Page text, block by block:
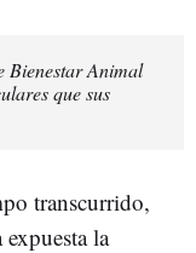
Bienestar Animal
que sus
transcurrido,
la